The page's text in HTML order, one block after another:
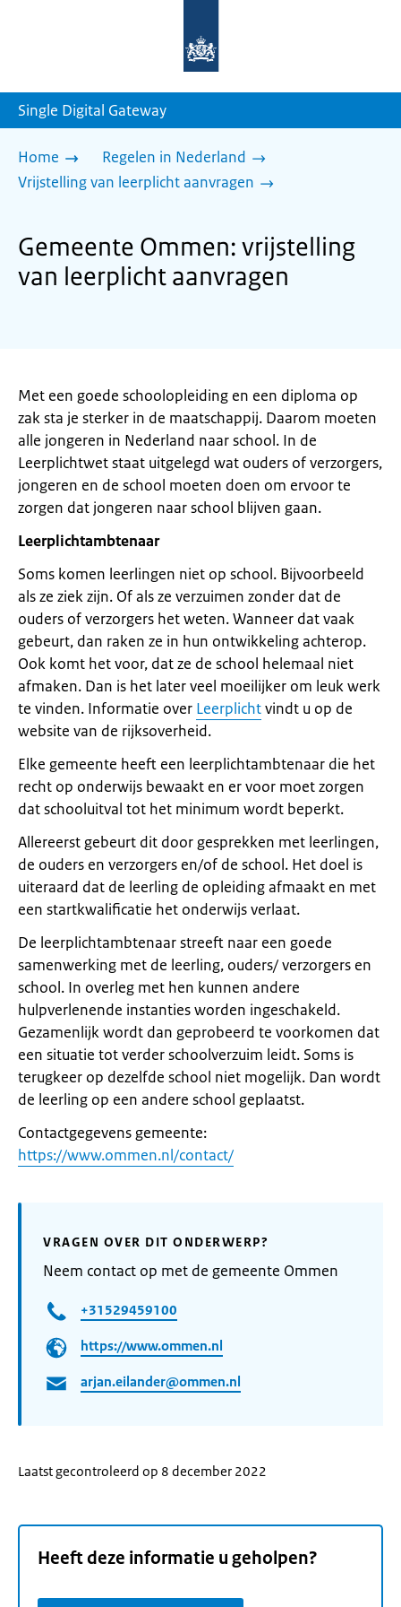
homepage
Single Digital Gateway
Home
Regelen in Nederland
Vrijstelling van leerplicht aanvragen
Gemeente Ommen: vrijstelling
van leerplicht aanvragen
Met een goede schoolopleiding en een diploma op
zak sta je sterker in de maatschappij. Daarom moeten
alle jongeren in Nederland naar school. In de
Leerplichtwet staat uitgelegd wat ouders of verzorgers,
jongeren en de school moeten doen om ervoor te
zorgen dat jongeren naar school blijven gaan.
Leerplichtambtenaar
Soms komen leerlingen niet op school. Bijvoorbeeld
als ze ziek zijn. Of als ze verzuimen zonder dat de
ouders of verzorgers het weten. Wanneer dat vaak
gebeurt, dan raken ze in hun ontwikkeling achterop.
Ook komt het voor, dat ze de school helemaal niet
afmaken. Dan is het later veel moeilijker om leuk werk
te vinden. Informatie over Leerplichtvindt u op de
website van de rijksoverheid.
Elke gemeente heeft een leerplichtambtenaar die het
recht op onderwijs bewaakt en er voor moet zorgen
dat schooluitval tot het minimum wordt beperkt.
Allereerst gebeurt dit door gesprekken met leerlingen,
de ouders en verzorgers en/of de school. Het doel is
uiteraard dat de leerling de opleiding afmaakt en met
een startkwalificatie het onderwijs verlaat.
De leerplichtambtenaar streeft naar een goede
samenwerking met de leerling, ouders/ verzorgers en
school. In overleg met hen kunnen andere
hulpverlenende instanties worden ingeschakeld.
Gezamenlijk wordt dan geprobeerd te voorkomen dat
een situatie tot verder schoolverzuim leidt. Soms is
terugkeer op dezelfde school niet mogelijk. Dan wordt
de leerling op een andere school geplaatst.
Contactgegevens gemeente:
https://www.ommen.nl/contact/
VRAGEN OVER DIT ONDERWERP?
Neem contact op met de gemeente Ommen
+31529459100
https://www.ommen.nl
arjan.eilander@ommen.nl
Laatst gecontroleerd op 8 december 2022
Heeft deze informatie u geholpen?